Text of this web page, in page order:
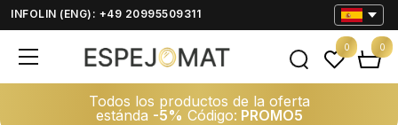
INFOLIN (ENG): +49 20995509311
Todos los productos de la oferta
estánda -5% Código: PROMO5
0 0